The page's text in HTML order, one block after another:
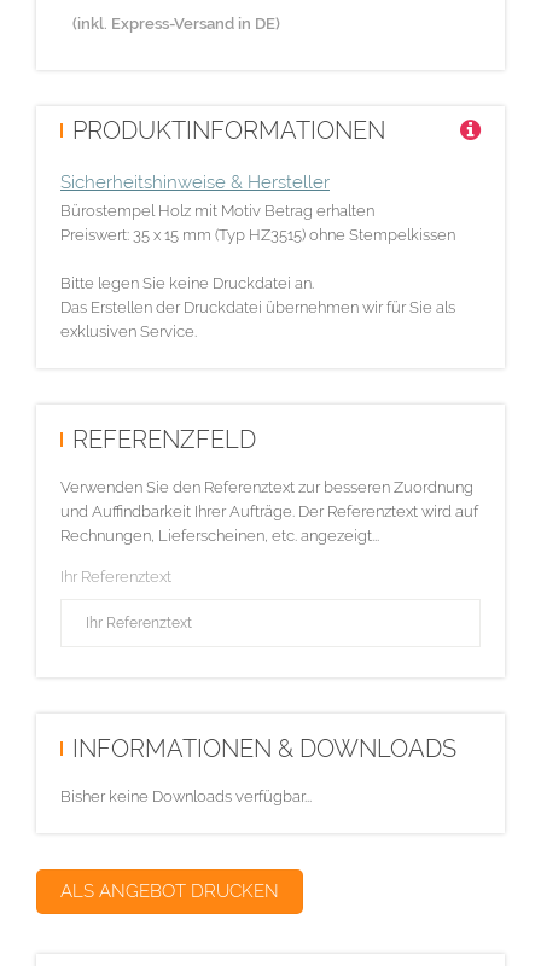
(inkl. Express-Versand in DE)
PRODUKTINFORMATIONEN
Sicherheitshinweise & Hersteller
Bürostempel Holz mit Motiv Betrag erhalten
Preiswert: 35 x 15 mm (Typ HZ3515) ohne Stempelkissen
Bitte legen Sie keine Druckdatei an.
Das Erstellen der Druckdatei übernehmen wir für Sie als
exklusiven Service.
REFERENZFELD
Verwenden Sie den Referenztext zur besseren Zuordnung
und Auffindbarkeit Ihrer Aufträge. Der Referenztext wird auf
Rechnungen, Lieferscheinen, etc. angezeigt...
Ihr Referenztext
INFORMATIONEN & DOWNLOADS
Bisher keine Downloads verfügbar...
ALS ANGEBOT DRUCKEN